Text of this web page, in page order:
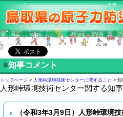
■知事コメント
トップページ > 人形峠環境技術センターに関すること > 知
人形峠環境技術センター関する知
（令和3年3月9日）人形峠環境